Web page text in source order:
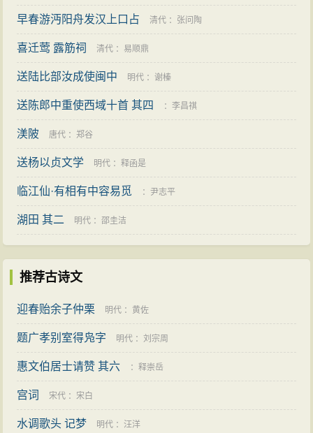
早春游沔阳舟发汉上口占 清代 ： 张问陶
喜迁莺 露筋祠 清代 ： 易顺鼎
送陆比部汝成使闽中 明代 ：谢榛
送陈郎中重使西域十首 其四 ：李昌祺
渼陂 唐代 ：郑谷
送杨以贞文学 明代 ：释函是
临江仙·有相有中容易觅 ：尹志平
湖田 其二 明代 ：邵圭洁
推荐古诗文
迎春贻余子仲栗 明代 ：黄佐
题广孝别室得凫字 明代 ：刘宗周
惠文伯居士请赞 其六 ：释崇岳
宫词 宋代 ：宋白
水调歌头 记梦 明代 ：汪洋